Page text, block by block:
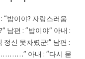
“밥이야? 자랑스러움
남편 : “밥이야” 아내 :
정신 못차렸군!” 남편 :
아내 : “다시 묻